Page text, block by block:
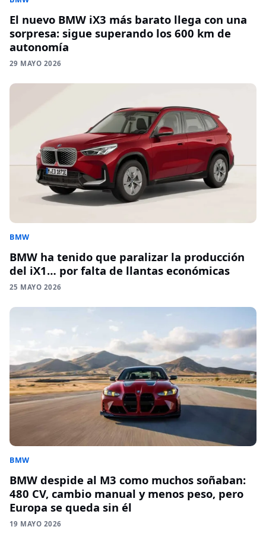
El nuevo BMW iX3 más barato llega con una
sorpresa: sigue superando los 600 km de
autonomía
29 MAYO 2026
BMW
BMW ha tenido que paralizar la producción
del iX1… por falta de llantas económicas
25 MAYO 2026
BMW
BMW despide al M3 como muchos soñaban:
480 CV, cambio manual y menos peso, pero
Europa se queda sin él
19 MAYO 2026